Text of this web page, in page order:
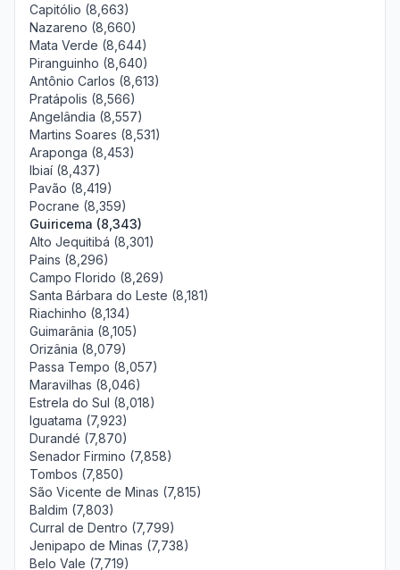
Capitólio (8,663)
Nazareno (8,660)
Mata Verde (8,644)
Piranguinho (8,640)
Antônio Carlos (8,613)
Pratápolis (8,566)
Angelândia (8,557)
Martins Soares (8,531)
Araponga (8,453)
Ibiaí (8,437)
Pavão (8,419)
Pocrane (8,359)
Guiricema (8,343)
Alto Jequitibá (8,301)
Pains (8,296)
Campo Florido (8,269)
Santa Bárbara do Leste (8,181)
Riachinho (8,134)
Guimarânia (8,105)
Orizânia (8,079)
Passa Tempo (8,057)
Maravilhas (8,046)
Estrela do Sul (8,018)
Iguatama (7,923)
Durandé (7,870)
Senador Firmino (7,858)
Tombos (7,850)
São Vicente de Minas (7,815)
Baldim (7,803)
Curral de Dentro (7,799)
Jenipapo de Minas (7,738)
Belo Vale (7,719)